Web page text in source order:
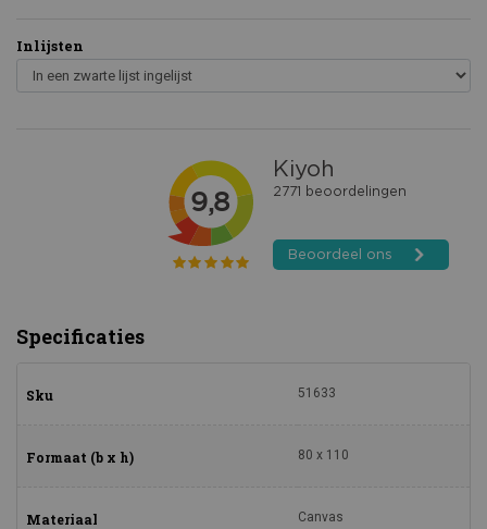
Inlijsten
Specificaties
Sku 51633
Formaat (b x h) 80 x 110
Materiaal Canvas